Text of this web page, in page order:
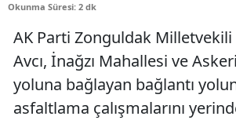
Okunma Süresi: 2 dk
AK Parti Zonguldak
Avcı, İnağzı Mahallesi ve
yoluna bağlayan bağlantı
asfaltlama çalışmalarını